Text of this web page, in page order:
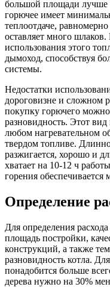
большой площади лучше
горючее имеет
теплоотдаче,
оставляет много
использования этого
дымоход, способствуя
системы.
Недостатки
дороговизне и сложном
покупку горючего
разновидность. Этот
любом нагревательном
твердом топливе.
разжигается, хорошо и
хватает на 10-12 ч
горения
Определение
Для определения
площадь постройки,
конструкций, а также
разновидность котла.
понадобится больше
дерева нужно на 30%